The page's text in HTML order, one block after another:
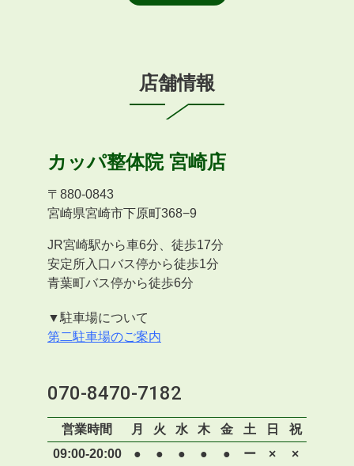
店舗情報
カッパ整体院 宮崎店
〒 880-0843
宮崎県宮崎市下原町368−9
JR宮崎駅から車6分、徒歩17分
安定所入口バス停から徒歩1分
青葉町バス停から徒歩6分
▼駐車場について
第二駐車場のご案内
070-8470-7182
営業時間 月 火 水 木 金 土 日
祝
09:00-20:00
● ● ● ● ● ー × ×